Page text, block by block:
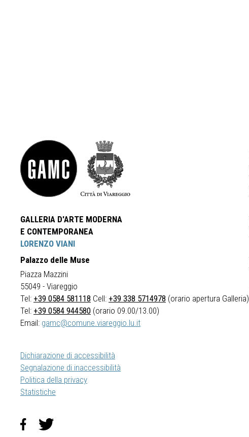
GALLERIA D'ARTE MODERNA
E CONTEMPORANEA
LORENZO VIANI
Palazzo delle Muse
Piazza Mazzini
55049 - Viareggio
Tel: +39 0584 581118 Cell: +39 338 5714978 (orario apertura Galleria)
Tel: +39 0584 944580 (orario 09.00/13.00)
Email: gamc@comune.viareggio.lu.it
Dichiarazione di accessibilità
Segnalazione di inaccessibilità
Politica della privacy
Statistiche